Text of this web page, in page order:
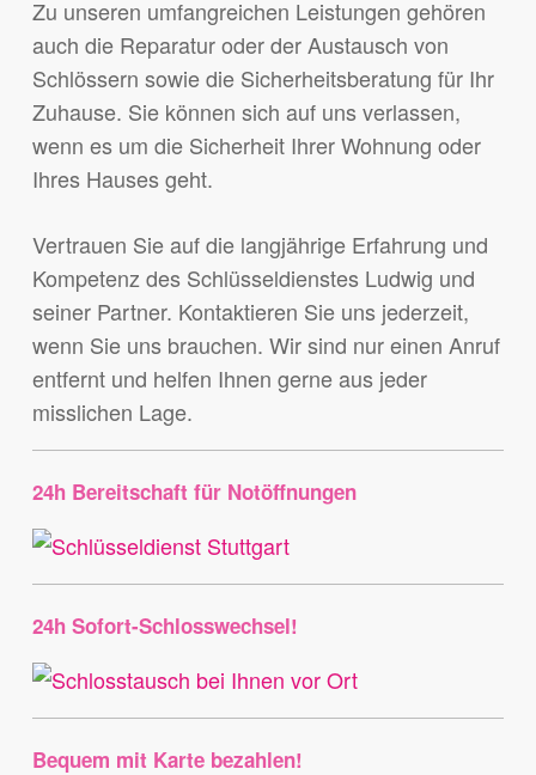
Zu unseren umfangreichen Leistungen gehören
auch die Reparatur oder der Austausch von
Schlössern sowie die Sicherheitsberatung für Ihr
Zuhause. Sie können sich auf uns verlassen,
wenn es um die Sicherheit Ihrer Wohnung oder
Ihres Hauses geht.
Vertrauen Sie auf die langjährige Erfahrung und
Kompetenz des Schlüsseldienstes Ludwig und
seiner Partner. Kontaktieren Sie uns jederzeit,
wenn Sie uns brauchen. Wir sind nur einen Anruf
entfernt und helfen Ihnen gerne aus jeder
misslichen Lage.
24h Bereitschaft für Notöffnungen
24h Sofort-Schlosswechsel!
Bequem mit Karte bezahlen!